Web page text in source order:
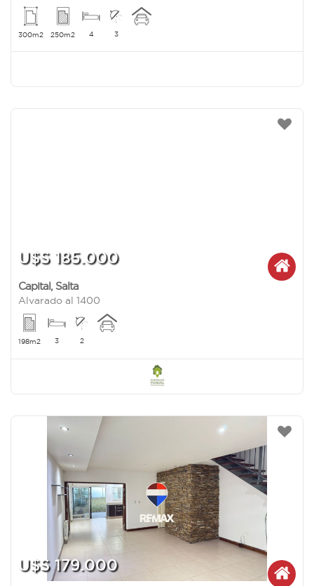
300m2 250m2 4 3
U$S 185.000
Capital, Salta
Alvarado al 1400
198m2 3 2
U$S 179.000